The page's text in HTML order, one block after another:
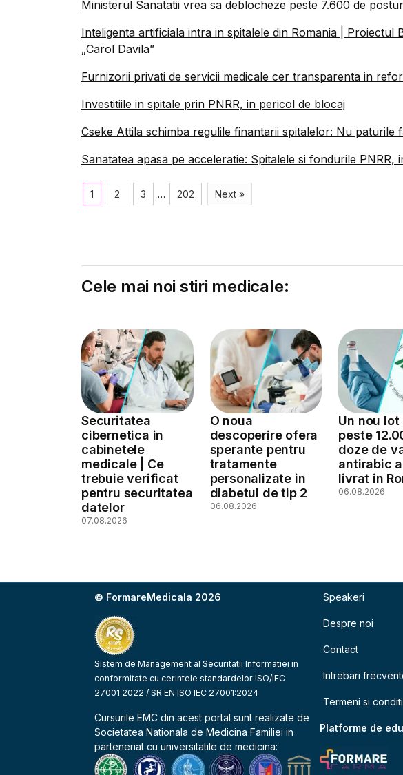
Ministerul Sanatatii vrea sa deblocheze peste 7.600 de
Inteligenta artificiala intra in spitalele din Romania | Proiectul
„Carol Davila”
Furnizorii privati de servicii medicale cer transparenta in
Investitiile in spitale prin PNRR, in pericol de blocaj
Cseke Attila schimba regulile finantarii spitalelor: Nu paturile
Sanatatea apasa pe acceleratie: Spitalele si fondurile PNRR,
1 2 3 … 202 Next »
Cele mai noi stiri medicale:
Securitatea
cibernetica in
cabinetele
medicale | Ce
trebuie verificat
pentru securitatea
datelor
07.08.2026
O noua
descoperire ofera
sperante pentru
tratamente
personalizate in
diabetul de tip 2
06.08.2026
Un nou lot
peste
doze de
antirabic
livrat in
06.08.2026
© FormareMedicala 2026
Sistem de Management al Securitatii Informatiei in
conformitate cu cerintele standardelor ISO/IEC
27001:2022 / SR EN ISO IEC 27001:2024
Cursurile EMC din acest portal sunt realizate de
Societatea Nationala de Medicina Familiei in
parteneriat cu universitatile de medicina:
Speakeri
Despre noi
Contact
Intrebari
Termeni si
Platforme de